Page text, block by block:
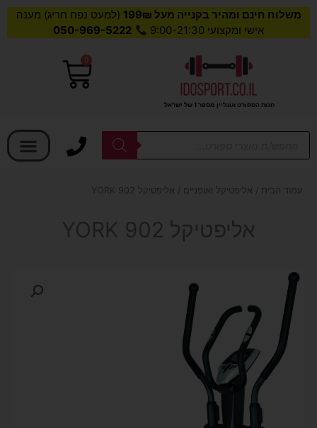
משלוח חינם ומהיר בקנייה מעל 199₪
(למעט נפח חריג) מענה
אישי ומקצועי 9:00-21:30
050-969-5222
חנות הספורט אונליין מספר 1 של ישראל
0
עגלת
Products
עמוד הבית / אליפטיקל ואופניים / אליפטיקל YORK 902
אליפטיקל YORK 902